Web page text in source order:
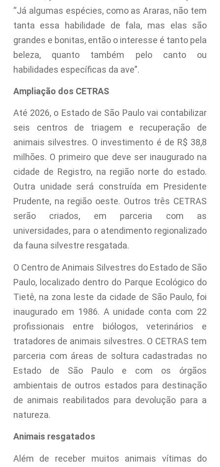
“Já algumas espécies, como as Araras, não tem
tanta essa habilidade de fala, mas elas são
grandes e bonitas, então o interesse é tanto pela
beleza, quanto também pelo canto ou
habilidades específicas da ave”.
Ampliação dos CETRAS
Até 2026, o Estado de São Paulo vai contabilizar
seis centros de triagem e recuperação de
animais silvestres. O investimento é de R$ 38,8
milhões. O primeiro que deve ser inaugurado na
cidade de Registro, na região norte do estado.
Outra unidade será construída em Presidente
Prudente, na região oeste. Outros três CETRAS
serão criados, em parceria com as
universidades, para o atendimento regionalizado
da fauna silvestre resgatada.
O Centro de Animais Silvestres do Estado de São
Paulo, localizado dentro do Parque Ecológico do
Tietê, na zona leste da cidade de São Paulo, foi
inaugurado em 1986. A unidade conta com 22
profissionais entre biólogos, veterinários e
tratadores de animais silvestres. O CETRAS tem
parceria com áreas de soltura cadastradas no
Estado de São Paulo e com os órgãos
ambientais de outros estados para destinação
de animais reabilitados para devolução para a
natureza.
Animais resgatados
Além de receber muitos animais vítimas do